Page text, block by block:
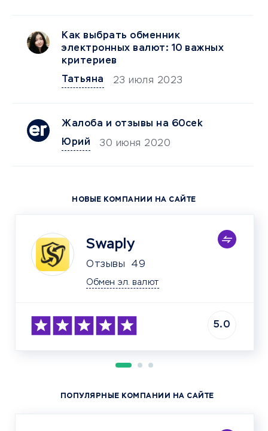
Как выбрать обменник
электронных валют: 10 важных
критериев
Татьяна
23 июля 2023
Жалоба и отзывы на 60cek
Юрий
30 июня 2020
НОВЫЕ КОМПАНИИ НА САЙТЕ
Swaply
Отзывы 49
Обмен эл. валют
5.0
ПОПУЛЯРНЫЕ КОМПАНИИ НА САЙТЕ